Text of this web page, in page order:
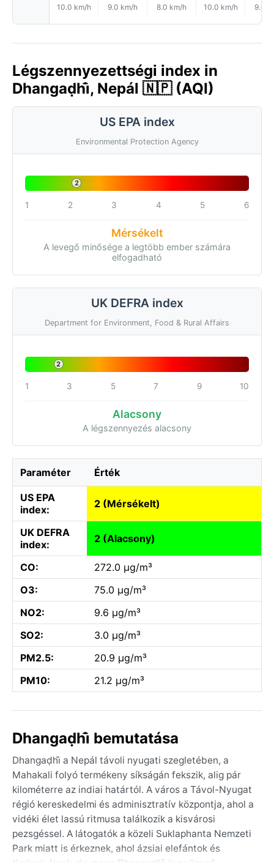
10.0 km/h 9.0 km/h 8.0 km/h 10.0 km/h 9.0
Légszennyezettségi index in
Dhangaḍhi̇̄, Nepál 🇳🇵 (AQI)
US EPA index
Environmental Protection Agency
2
1 2 3 4 5 6
Mérsékelt
A levegő minősége a legtöbb ember számára
elfogadható
UK DEFRA index
Department for Environment, Food & Rural Affairs
2
1 3 5 7 9 10
Alacsony
A légszennyezés alacsony
Paraméter Érték
US EPA
index:
2 (Mérsékelt)
UK DEFRA
index:
2 (Alacsony)
CO:
272.0 µg/m³
O3:
75.0 µg/m³
NO2:
9.6 µg/m³
SO2:
3.0 µg/m³
PM2.5:
20.9 µg/m³
PM10:
21.2 µg/m³
Dhangaḍhi̇̄ bemutatása
Dhangaḍhi̇̄ a Nepál távoli nyugati szegletében, a
Mahakali folyó termékeny síkságán fekszik, alig pár
kilométerre az indiai határtól. A város a Távol-Nyugat
régió kereskedelmi és adminisztratív központja, ahol a
vidéki élet lassú ritmusa találkozik a kisvárosi
pezsgéssel. A látogatók a közeli Suklaphanta Nemzeti
Park miatt is érkeznek, ahol ázsiai elefántok és
tigrisek élnek, de maga Dhangaḍhi̇̄ is nyüzsgő